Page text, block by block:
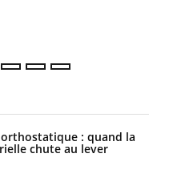
: quand la
chute au lever